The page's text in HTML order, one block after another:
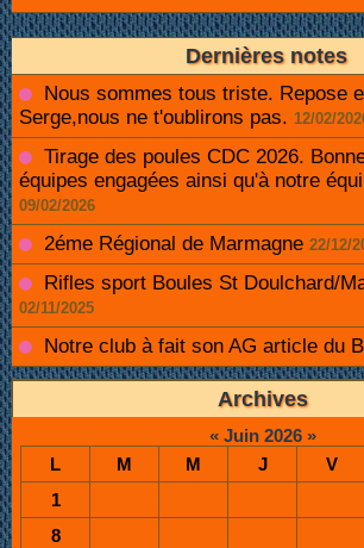
Dernières notes
Nous sommes tous triste. Repose
Serge,nous ne t'oublirons pas. 12/02/
Tirage des poules CDC 2026.
équipes engagées ainsi qu'à notre
09/02/2026
2éme Régional de Marmagne 22/12/
Rifles sport Boules St Doulchard/
02/11/2025
Notre club à fait son AG article du
Archives
« Juin 2026 »
L
M M J V
1
8